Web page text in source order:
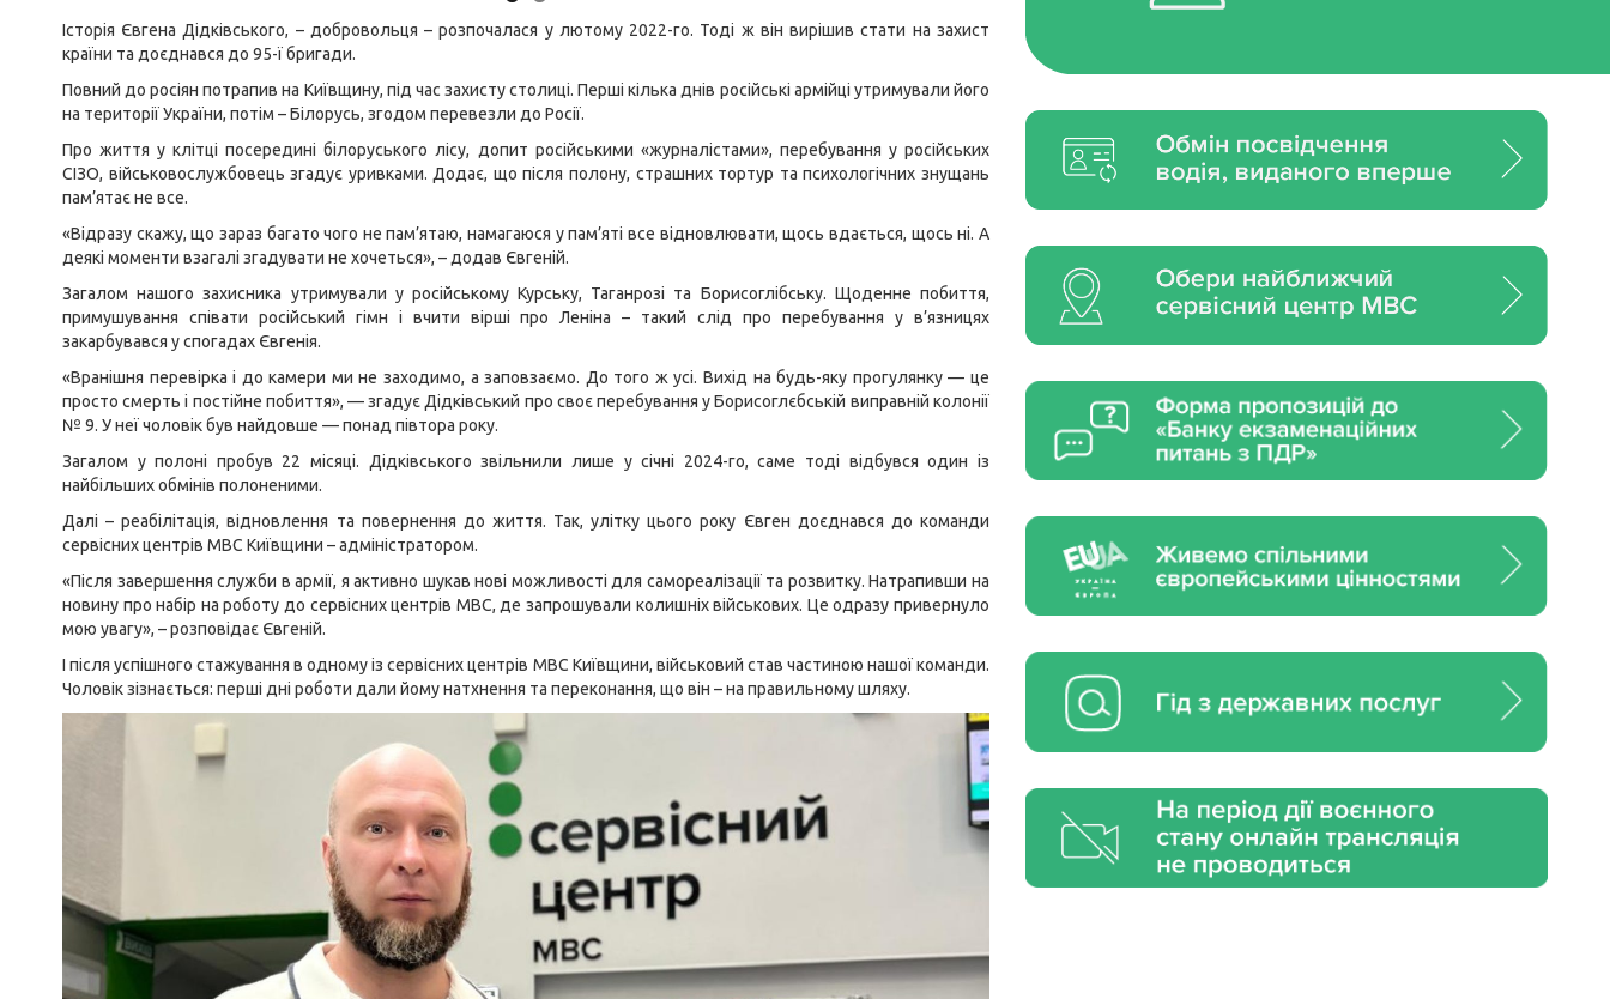
Історія Євгена Дідківського, – добровольця – розпочалася у лютому 2022-го. Тоді ж він вирішив стати на захист
країни та доєднався до 95-ї бригади.
Повний до росіян потрапив на Київщину, під час захисту столиці. Перші кілька днів російські армійці утримували його
на території України, потім – Білорусь, згодом перевезли до Росії.
Про життя у клітці посередині білоруського лісу, допит російськими «журналістами», перебування у російських
СІЗО, військовослужбовець згадує уривками. Додає, що після полону, страшних тортур та психологічних знущань
пам’ятає не все.
«Відразу скажу, що зараз багато чого не пам’ятаю, намагаюся у пам’яті все відновлювати, щось вдається, щось ні. А
деякі моменти взагалі згадувати не хочеться», – додав Євгеній.
Загалом нашого захисника утримували у російському Курську, Таганрозі та Борисоглібську. Щоденне побиття,
примушування співати російський гімн і вчити вірші про Леніна – такий слід про перебування у в’язницях
закарбувався у спогадах Євгенія.
«Вранішня перевірка і до камери ми не заходимо, а заповзаємо. До того ж усі. Вихід на будь-яку прогулянку — це
просто смерть і постійне побиття», — згадує Дідківський про своє перебування у Борисоглєбській виправній колонії
№ 9. У неї чоловік був найдовше — понад півтора року.
Загалом у полоні пробув 22 місяці. Дідківського звільнили лише у січні 2024-го, саме тоді відбувся один із
найбільших обмінів полоненими.
Далі – реабілітація, відновлення та повернення до життя. Так, улітку цього року Євген доєднався до команди
сервісних центрів МВС Київщини – адміністратором.
«Після завершення служби в армії, я активно шукав нові можливості для самореалізації та розвитку. Натрапивши на
новину про набір на роботу до сервісних центрів МВС, де запрошували колишніх військових. Це одразу привернуло
мою увагу», – розповідає Євгеній.
І після успішного стажування в одному із сервісних центрів МВС Київщини, військовий став частиною нашої команди.
Чоловік зізнається: перші дні роботи дали йому натхнення та переконання, що він – на правильному шляху.